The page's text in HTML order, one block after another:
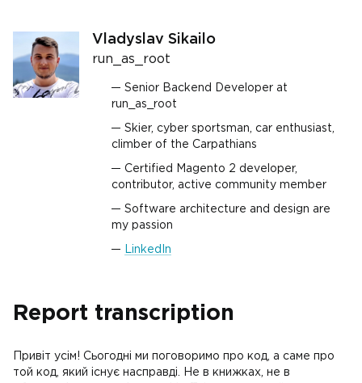
Vladyslav Sikailo
run_as_root
Senior Backend Developer at
run_as_root
Skier, cyber sportsman, car enthusiast,
climber of the Carpathians
Certified Magento 2 developer,
contributor, active community member
Software architecture and design are
my passion
LinkedIn
Report transcription
Привіт усім! Сьогодні ми поговоримо про код, а саме про
той код, який існує насправді. Не в книжках, не в